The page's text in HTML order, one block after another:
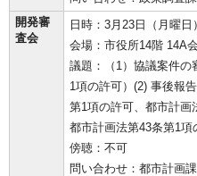
開発審
査会
日時：3月23日（月曜日
会場：市役所14階 14A
議題：（1）協議案件の
1項の許可）(2) 事後報
第1項の許可、都市計画
都市計画法第43条第1項
傍聴：不可
問い合わせ：都市計画